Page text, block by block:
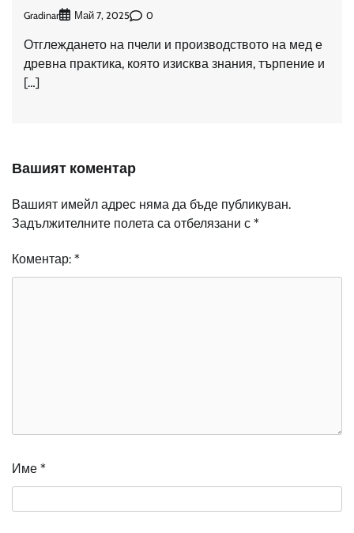
Gradinar Май 7, 2025 0
Отглеждането на пчели и производството на мед е
древна практика, която изисква знания, търпение и
[…]
Вашият коментар
Вашият имейл адрес няма да бъде публикуван.
Задължителните полета са отбелязани с *
Коментар: *
Име *